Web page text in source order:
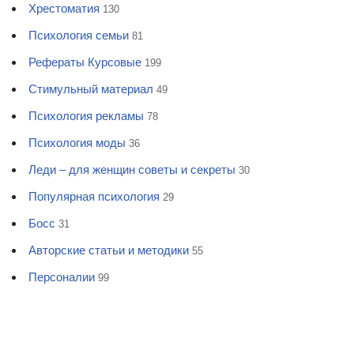
Хрестоматия 130
Психология семьи 81
Рефераты Курсовые 199
Стимульный материал 49
Психология рекламы 78
Психология моды 36
Леди – для женщин советы и секреты 30
Популярная психология 29
Босс 31
Авторские статьи и методики 55
Персоналии 99